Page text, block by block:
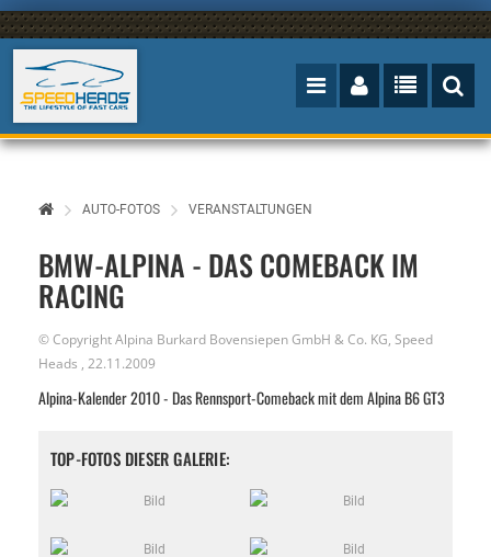
AUTO-FOTOS VERANSTALTUNGEN
BMW-ALPINA - DAS COMEBACK IM
RACING
© Copyright Alpina Burkard Bovensiepen GmbH & Co. KG, Speed
Heads , 22.11.2009
Alpina-Kalender 2010 - Das Rennsport-Comeback mit dem Alpina B6 GT3
TOP-FOTOS DIESER GALERIE: